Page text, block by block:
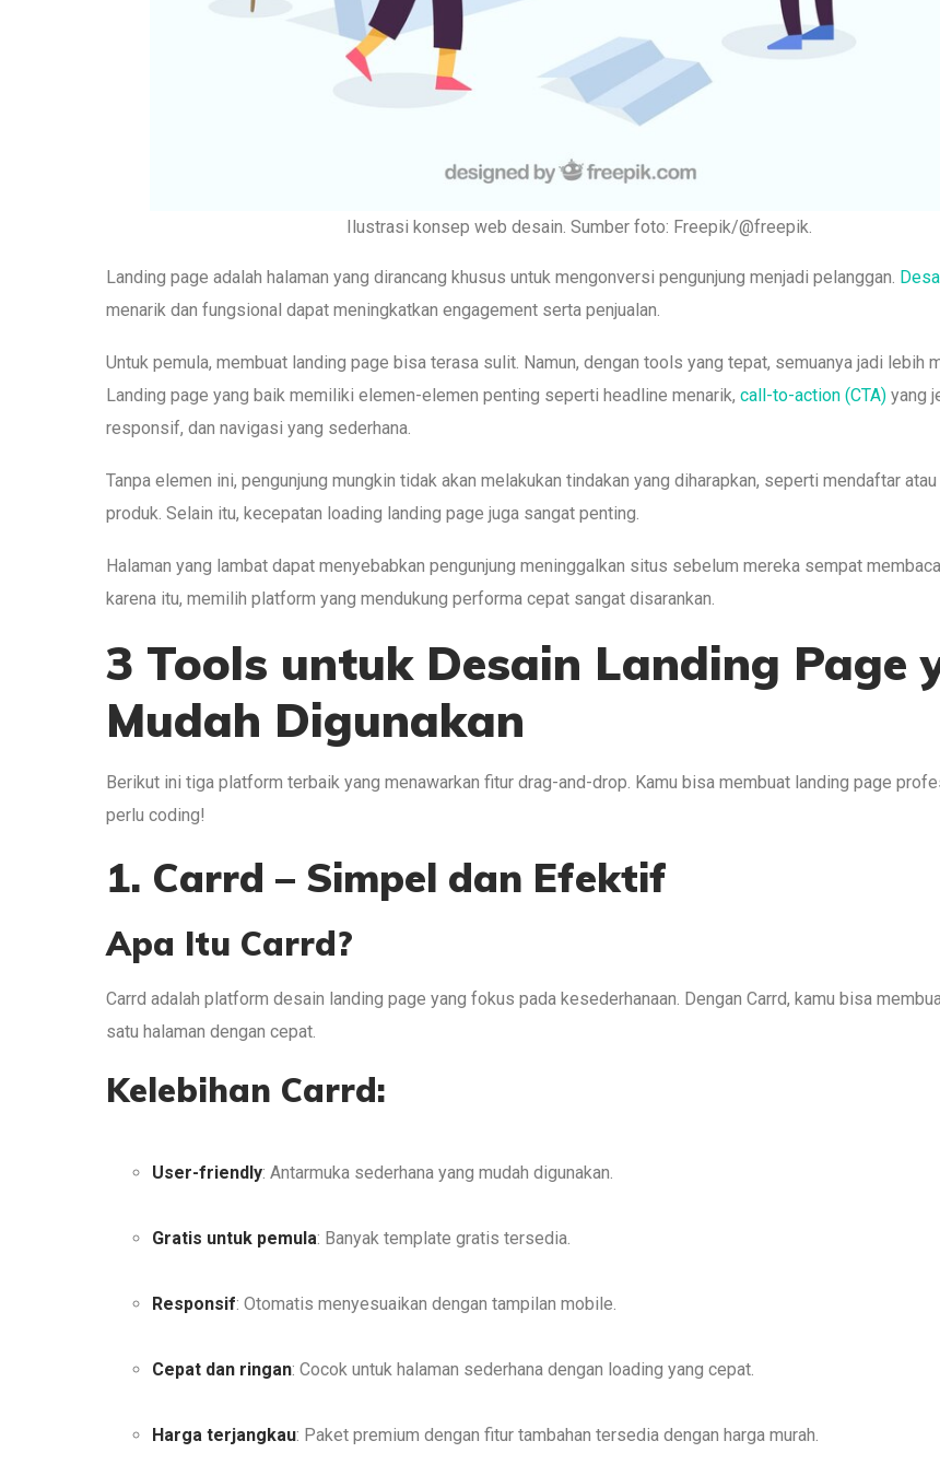
Ilustrasi konsep web desain. Sumber foto: Freepik/@freepik.
Landing page adalah halaman yang dirancang khusus untuk mengonversi pengunjung menjadi pelanggan.
menarik dan fungsional dapat meningkatkan engagement serta penjualan.
Untuk pemula, membuat landing page bisa terasa sulit. Namun, dengan tools yang tepat, semuanya jadi lebih
Landing page yang baik memiliki elemen-elemen penting seperti headline menarik, call-to-action (CTA) yang
responsif, dan navigasi yang sederhana.
Tanpa elemen ini, pengunjung mungkin tidak akan melakukan tindakan yang diharapkan, seperti mendaftar
produk. Selain itu, kecepatan loading landing page juga sangat penting.
Halaman yang lambat dapat menyebabkan pengunjung meninggalkan situs sebelum mereka sempat
karena itu, memilih platform yang mendukung performa cepat sangat disarankan.
3 Tools untuk Desain Landing Page
Mudah Digunakan
Berikut ini tiga platform terbaik yang menawarkan fitur drag-and-drop. Kamu bisa membuat landing page
perlu coding!
1. Carrd – Simpel dan Efektif
Apa Itu Carrd?
Carrd adalah platform desain landing page yang fokus pada kesederhanaan. Dengan Carrd, kamu bisa
satu halaman dengan cepat.
Kelebihan Carrd:
User-friendly: Antarmuka sederhana yang mudah digunakan.
Gratis untuk pemula: Banyak template gratis tersedia.
Responsif: Otomatis menyesuaikan dengan tampilan mobile.
Cepat dan ringan: Cocok untuk halaman sederhana dengan loading yang cepat.
Harga terjangkau: Paket premium dengan fitur tambahan tersedia dengan harga murah.